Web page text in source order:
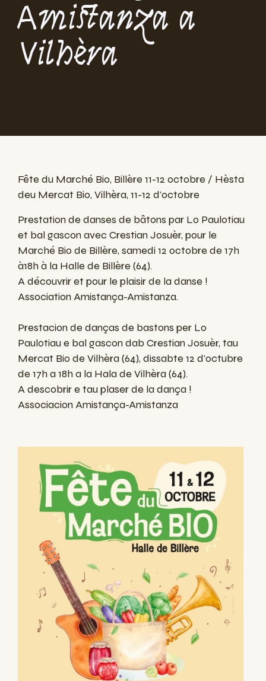
Amistanza a
Vilhèra
Fête du Marché Bio, Billère 11-12 octobre / Hèsta
deu Mercat Bio, Vilhèra, 11-12 d'octobre
Prestation de danses de bâtons par Lo Paulotiau
et bal gascon avec Crestian Josuèr, pour le
Marché Bio de Billère, samedi 12 octobre de 17h
à18h à la Halle de Billère (64).
A découvrir et pour le plaisir de la danse !
Association Amistança-Amistanza.
Prestacion de danças de bastons per Lo
Paulotiau e bal gascon dab Crestian Josuèr, tau
Mercat Bio de Vilhèra (64), dissabte 12 d'octubre
de 17h a 18h a la Hala de Vilhèra (64).
A descobrir e tau plaser de la dança !
Associacion Amistança-Amistanza